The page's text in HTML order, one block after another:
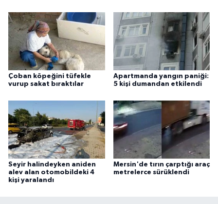
Çoban köpeğini tüfekle
vurup sakat bıraktılar
Apartmanda yangın paniği:
5 kişi dumandan etkilendi
Seyir halindeyken aniden
alev alan otomobildeki 4
kişi yaralandı
Mersin'de tırın çarptığı araç
metrelerce sürüklendi